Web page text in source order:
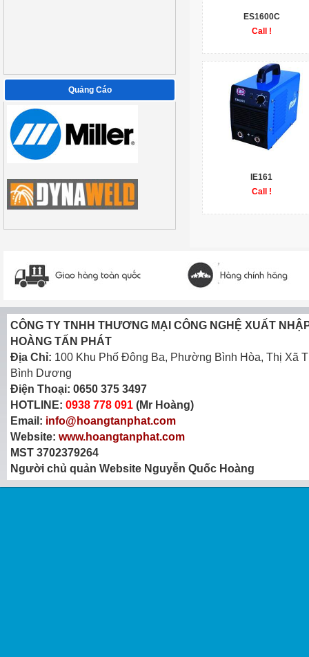
Quảng Cáo
ES1600C
Call !
IE161
Call !
CÔNG TY TNHH THƯƠNG MẠI CÔNG NGHỆ XUẤT
HOÀNG TẤN PHÁT
Địa Chỉ: 100 Khu Phố Đông Ba, Phường Bình Hòa, Thị Xã
Bình Dương
Điện Thoại: 0650 375 3497
HOTLINE: 0938 778 091 (Mr Hoàng)
Email: info@hoangtanphat.com
Website: www.hoangtanphat.com
MST 3702379264
Người chủ quản Website Nguyễn Quốc Hoàng